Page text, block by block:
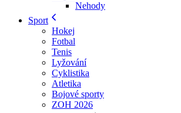
Nehody
Sport
Hokej
Fotbal
Tenis
Lyžování
Cyklistika
Atletika
Bojové sporty
ZOH 2026